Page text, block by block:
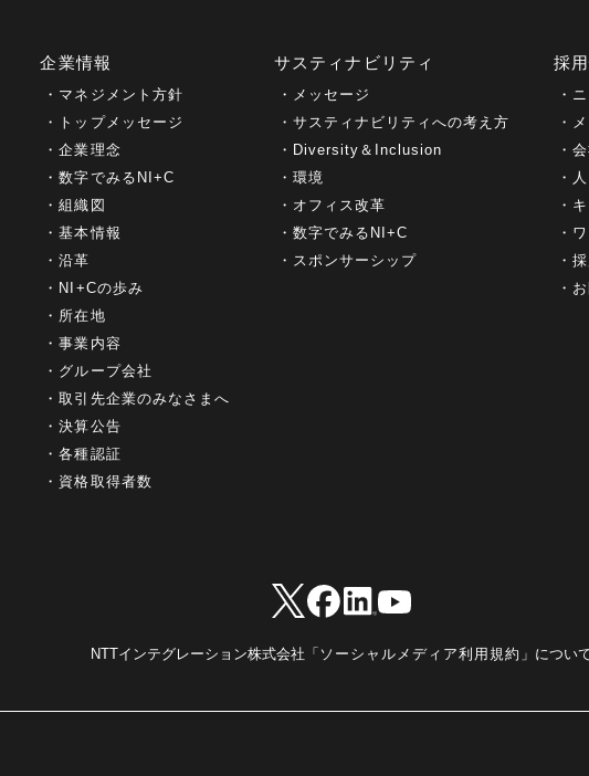
企業情報
マネジメント方針
トップメッセージ
企業理念
数字でみるNI+C
組織図
基本情報
沿革
NI+Cの歩み
所在地
事業内容
グループ会社
取引先企業のみなさまへ
決算公告
各種認証
資格取得者数
サスティナビリティ
メッセージ
サスティナビリティへの考え方
Diversity＆Inclusion
環境
オフィス改革
数字でみるNI+C
スポンサーシップ
採
NTTインテグレーション株式会社「 ソーシャルメディア利用規約 」につい